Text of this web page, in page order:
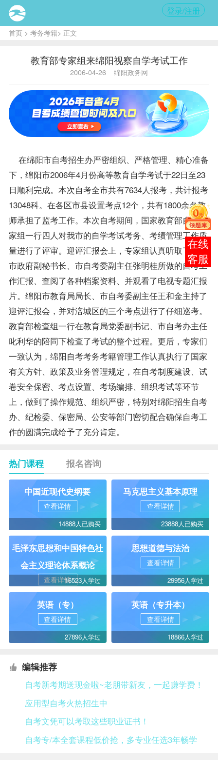
登录/注册
首页> 考务考籍> 正文
教育部专家组来绵阳视察自学考试工作
2006-04-26 绵阳政务网
在绵阳市自考招生办严密组织、严格管理、精心准备
下，绵阳市2006年4月份高等教育自学考试于22日至23
日顺利完成。本次自考全市共有7634人报考，共计报考
13048科。在各区市县设置考点12个，共有1800余名教
师承担了监考工作。本次自考期间，国家教育部自考专
家组一行四人对我市的自学考试考务、考绩管理工作质
量进行了评审。迎评汇报会上，专家组认真听取了绵阳
市政府副秘书长、市自考委副主任张明桂所做的自考工
作汇报、查阅了各种档案资料、并观看了电视专题汇报
片。绵阳市教育局局长、市自考委副主任王和金主持了
迎评汇报会，并对涪城区的三个考点进行了仔细巡考。
教育部检查组一行在教育局党委副书记、市自考办主任
叱利华的陪同下检查了考试的整个过程。更后，专家们
一致认为，绵阳自考考务考籍管理工作认真执行了国家
有关方针、 政策及业务管理规定，在自考制度建设、试
卷安全保密、考点设置、考场编排、组织考试等环节
上，做到了操作规范、组织严密，特别对绵阳招生自考
办、纪检委、保密局、公安等部门密切配合确保自考工
作的圆满完成给予了充分肯定。
热门课程 报名咨询
中国近现代史纲要
查看详情
14888人已购买
马克思主义基本原理
查看详情
23888人已购买
毛泽东思想和中国特色社
会主义理论体系概论
查看详情16523人学过
思想道德与法治
查看详情
29956人学过
英语（专）
查看详情
27896人学过
英语（专升本）
查看详情
18866人学过
编辑推荐
自考新考期送现金啦~老朋带新友，一起赚学费！
应用型自考火热招生中
自考文凭可以考取这些职业证书！
自考专/本全套课程低价抢，多专业任选3年畅学
在线
客服